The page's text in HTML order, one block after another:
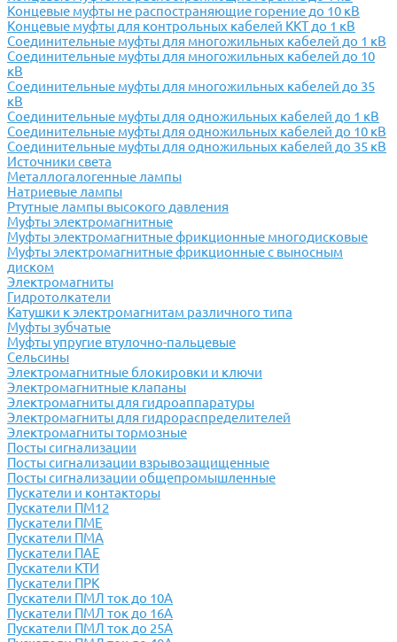
Концевые муфты не распостраняющие горение до 10 кВ
Концевые муфты для контрольных кабелей ККТ до 1 кВ
Соединительные муфты для многожильных кабелей до 1 кВ
Соединительные муфты для многожильных кабелей до 10
кВ
Соединительные муфты для многожильных кабелей до 35
кВ
Соединительные муфты для одножильных кабелей до 1 кВ
Соединительные муфты для одножильных кабелей до 10 кВ
Соединительные муфты для одножильных кабелей до 35 кВ
Источники света
Металлогалогенные лампы
Натриевые лампы
Ртутные лампы высокого давления
Муфты электромагнитные
Муфты электромагнитные фрикционные многодисковые
Муфты электромагнитные фрикционные с выносным
диском
Электромагниты
Гидротолкатели
Катушки к электромагнитам различного типа
Муфты зубчатые
Муфты упругие втулочно-пальцевые
Сельсины
Электромагнитные блокировки и ключи
Электромагнитные клапаны
Электромагниты для гидроаппаратуры
Электромагниты для гидрораспределителей
Электромагниты тормозные
Посты сигнализации
Посты сигнализации взрывозащищенные
Посты сигнализации общепромышленные
Пускатели и контакторы
Пускатели ПМ12
Пускатели ПМЕ
Пускатели ПМА
Пускатели ПАЕ
Пускатели КТИ
Пускатели ПРК
Пускатели ПМЛ ток до 10А
Пускатели ПМЛ ток до 16А
Пускатели ПМЛ ток до 25А